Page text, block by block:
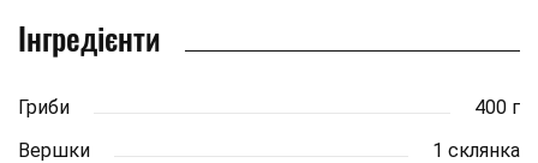
Інгредієнти
Гриби
400 г
Вершки
1 склянка